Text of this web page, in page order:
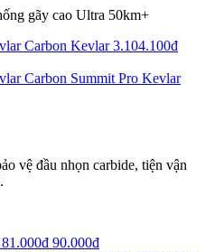
gãy cao Ultra 50km+
Carbon Kevlar 3.104.100đ
Carbon Summit Pro Kevlar
vệ đầu nhọn carbide, tiện vận
81.000đ 90.000đ